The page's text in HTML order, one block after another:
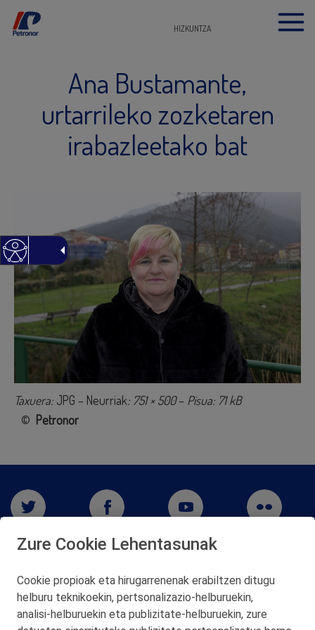
HIZKUNTZA
Ana Bustamante,
urtarrileko zozketaren
irabazleetako bat
Taxuera: JPG – Neurriak: 751 × 500– Pisua: 71 kB
© Petronor
San Martín 5-Edificio Muñatones,
48550 Muskiz (Bizkaia)
Zure Cookie Lehentasunak
Cookie propioak eta hirugarrenenak erabiltzen ditugu
helburu teknikoekin, pertsonalizazio‑helburuekin,
analisi‑helburuekin eta publizitate‑helburuekin, zure